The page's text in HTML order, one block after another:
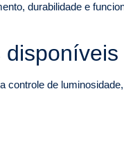
durabilidade e
de